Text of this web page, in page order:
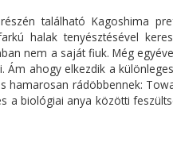
található Kagoshima
halak tenyésztésével
nem a saját fiuk. Még
Ám ahogy elkezdik a
hamarosan rádöbbennek:
a biológiai anya közötti